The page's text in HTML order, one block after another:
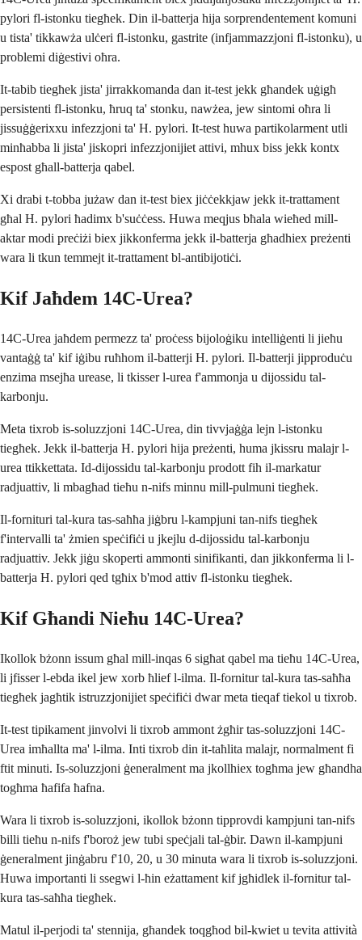
pylori fl-istonku tiegħek. Din il-batterja hija sorprendentement komuni
u tista' tikkawża ulċeri fl-istonku, gastrite (infjammazzjoni fl-istonku), u
problemi diġestivi oħra.
It-tabib tiegħek jista' jirrakkomanda dan it-test jekk għandek uġigħ
persistenti fl-istonku, ħruq ta' stonku, nawżea, jew sintomi oħra li
jissuġġerixxu infezzjoni ta' H. pylori. It-test huwa partikolarment utli
minħabba li jista' jiskopri infezzjonijiet attivi, mhux biss jekk kontx
espost għall-batterja qabel.
Xi drabi t-tobba jużaw dan it-test biex jiċċekkjaw jekk it-trattament
għal H. pylori ħadimx b'suċċess. Huwa meqjus bħala wieħed mill-
aktar modi preċiżi biex jikkonferma jekk il-batterja għadhiex preżenti
wara li tkun temmejt it-trattament bl-antibijotiċi.
Kif Jaħdem 14C-Urea?
14C-Urea jaħdem permezz ta' proċess bijoloġiku intelliġenti li jieħu
vantaġġ ta' kif iġibu ruħhom il-batterji H. pylori. Il-batterji jipproduċu
enzima msejħa urease, li tkisser l-urea f'ammonja u dijossidu tal-
karbonju.
Meta tixrob is-soluzzjoni 14C-Urea, din tivvjaġġa lejn l-istonku
tiegħek. Jekk il-batterja H. pylori hija preżenti, huma jkissru malajr l-
urea ttikkettata. Id-dijossidu tal-karbonju prodott fih il-markatur
radjuattiv, li mbagħad tieħu n-nifs minnu mill-pulmuni tiegħek.
Il-fornituri tal-kura tas-saħħa jiġbru l-kampjuni tan-nifs tiegħek
f'intervalli ta' żmien speċifiċi u jkejlu d-dijossidu tal-karbonju
radjuattiv. Jekk jiġu skoperti ammonti sinifikanti, dan jikkonferma li l-
batterja H. pylori qed tgħix b'mod attiv fl-istonku tiegħek.
Kif Għandi Nieħu 14C-Urea?
Ikollok bżonn issum għal mill-inqas 6 sigħat qabel ma tieħu 14C-Urea,
li jfisser l-ebda ikel jew xorb ħlief l-ilma. Il-fornitur tal-kura tas-saħħa
tiegħek jagħtik istruzzjonijiet speċifiċi dwar meta tieqaf tiekol u tixrob.
It-test tipikament jinvolvi li tixrob ammont żgħir tas-soluzzjoni 14C-
Urea imħallta ma' l-ilma. Inti tixrob din it-taħlita malajr, normalment fi
ftit minuti. Is-soluzzjoni ġeneralment ma jkollhiex togħma jew għandha
togħma ħafifa ħafna.
Wara li tixrob is-soluzzjoni, ikollok bżonn tipprovdi kampjuni tan-nifs
billi tieħu n-nifs f'boroż jew tubi speċjali tal-ġbir. Dawn il-kampjuni
ġeneralment jinġabru f'10, 20, u 30 minuta wara li tixrob is-soluzzjoni.
Huwa importanti li ssegwi l-ħin eżattament kif jgħidlek il-fornitur tal-
kura tas-saħħa tiegħek.
Matul il-perjodi ta' stennija, għandek toqgħod bil-kwiet u tevita attività